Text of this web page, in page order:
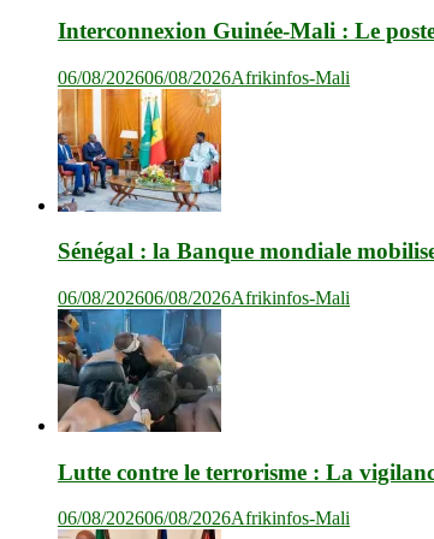
Interconnexion Guinée-Mali : Le
06/08/202606/08/2026Afrikinfos-Mali
Sénégal : la Banque mondiale
06/08/202606/08/2026Afrikinfos-Mali
Lutte contre le terrorisme : La
06/08/202606/08/2026Afrikinfos-Mali